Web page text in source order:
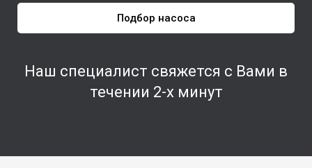
Подбор насоса
Наш специалист свяжется с Вами в
течении 2-х минут